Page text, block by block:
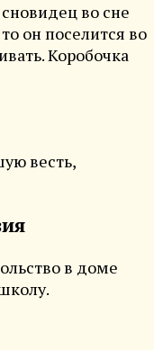
во сне
он поселится во
Коробочка
весть,
в доме